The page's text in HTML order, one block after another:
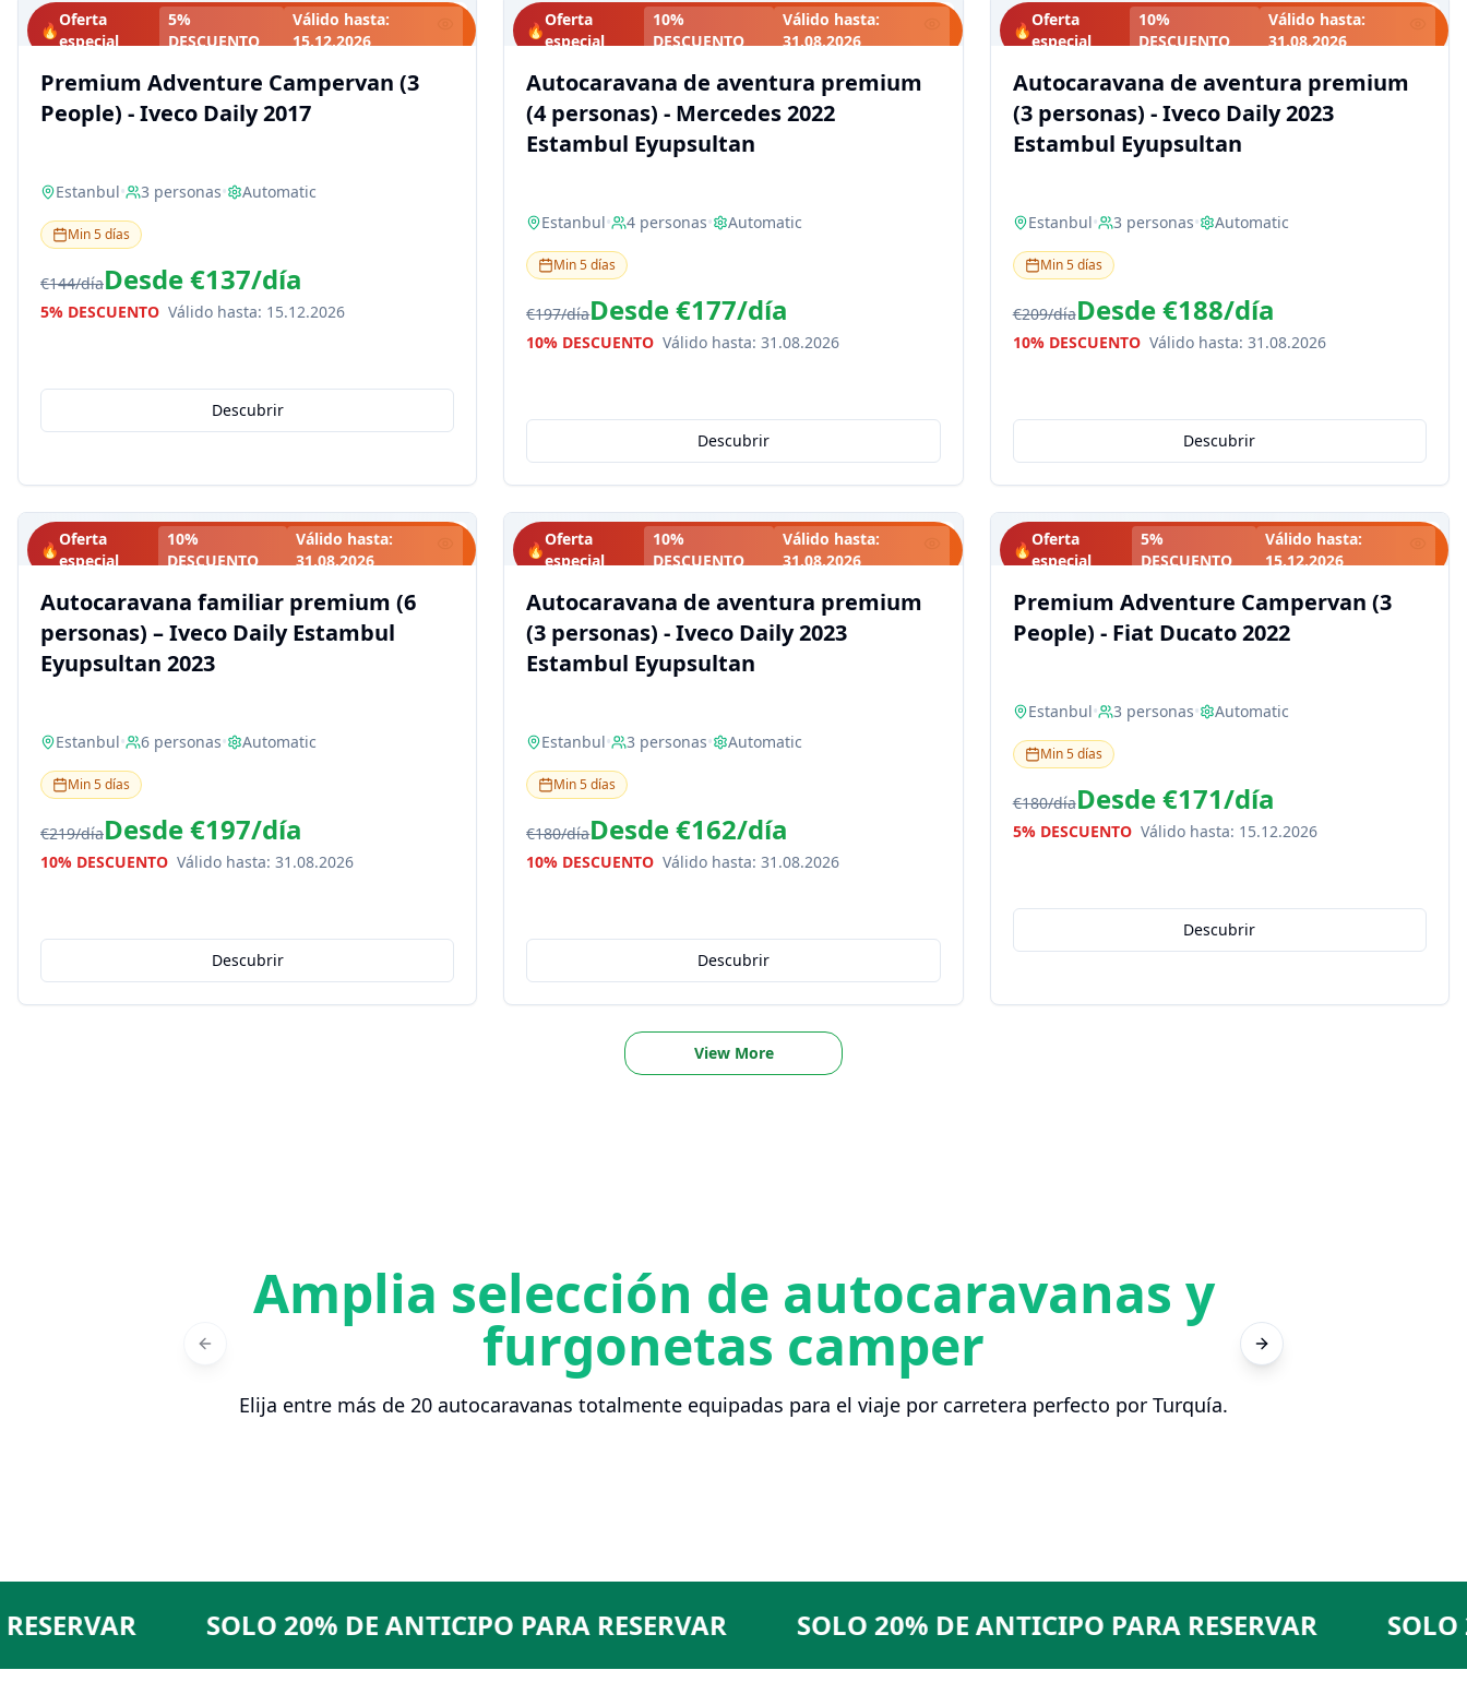
🔥
Oferta
especial
5%
DESCUENTO
Válido hasta:
15.12.2026
Premium Adventure Campervan (3
People) - Iveco Daily 2017
Estanbul• 3 personas• Automatic
Min5días
€144/díaDesde€137/día
5% DESCUENTO Válido hasta: 15.12.2026
Descubrir
🔥
Oferta
especial
10%
DESCUENTO
Válido hasta:
31.08.2026
Autocaravana de aventura premium
(4 personas) - Mercedes 2022
Estambul Eyupsultan
Estanbul• 4 personas• Automatic
Min5días
€197/díaDesde€177/día
10% DESCUENTO Válido hasta:31.08.2026
Descubrir
🔥
Oferta
especial
10%
DESCUENTO
Válido hasta:
31.08.2026
Autocaravana de aventura premium
(3 personas) - Iveco Daily 2023
Estambul Eyupsultan
Estanbul• 3 personas• Automatic
Min5días
€209/díaDesde€188/día
10% DESCUENTO Válido hasta: 31.08.2026
Descubrir
🔥
Oferta
especial
10%
DESCUENTO
Válido hasta:
31.08.2026
Autocaravana familiar premium (6
personas) – Iveco Daily Estambul
Eyupsultan 2023
Estanbul• 6 personas• Automatic
Min5días
€219/díaDesde€197/día
10% DESCUENTO Válido hasta: 31.08.2026
Descubrir
🔥
Oferta
especial
10%
DESCUENTO
Válido hasta:
31.08.2026
Autocaravana de aventura premium
(3 personas) - Iveco Daily 2023
Estambul Eyupsultan
Estanbul• 3 personas• Automatic
Min5días
€180/díaDesde€162/día
10% DESCUENTO Válido hasta:31.08.2026
Descubrir
🔥
Oferta
especial
5%
DESCUENTO
Válido hasta:
15.12.2026
Premium Adventure Campervan (3
People) - Fiat Ducato 2022
Estanbul• 3 personas• Automatic
Min5días
€180/díaDesde€171/día
5% DESCUENTO Válido hasta: 15.12.2026
Descubrir
View More
Amplia selección de autocaravanas y
furgonetas camper
Elija entre más de 20 autocaravanas totalmente equipadas para el viaje por carretera perfecto por Turquía.
Previous slide Next slide
SOLO 20% DE ANTICIPO PARA RESERVAR SOLO 20% DE ANTICIPO PARA RESERVAR SOLO